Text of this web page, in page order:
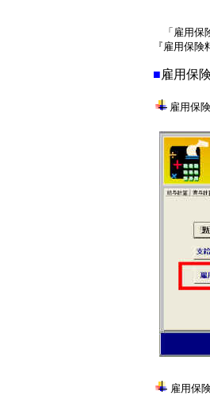
「雇用保
『雇用保
■雇用保
雇用保
雇用保